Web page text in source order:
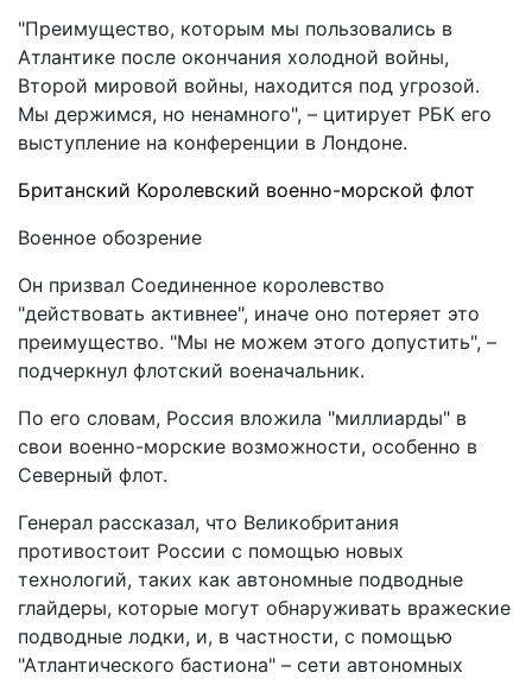
"Преимущество, которым мы пользовались в
Атлантике после окончания холодной войны,
Второй мировой войны, находится под угрозой.
Мы держимся, но ненамного", – цитирует РБК его
выступление на конференции в Лондоне.
Британский Королевский военно-морской флот
Военное обозрение
Он призвал Соединенное королевство
"действовать активнее", иначе оно потеряет это
преимущество. "Мы не можем этого допустить", –
подчеркнул флотский военачальник.
По его словам, Россия вложила "миллиарды" в
свои военно-морские возможности, особенно в
Северный флот.
Генерал рассказал, что Великобритания
противостоит России с помощью новых
технологий, таких как автономные подводные
глайдеры, которые могут обнаруживать вражеские
подводные лодки, и, в частности, с помощью
"Атлантического бастиона" – сети автономных